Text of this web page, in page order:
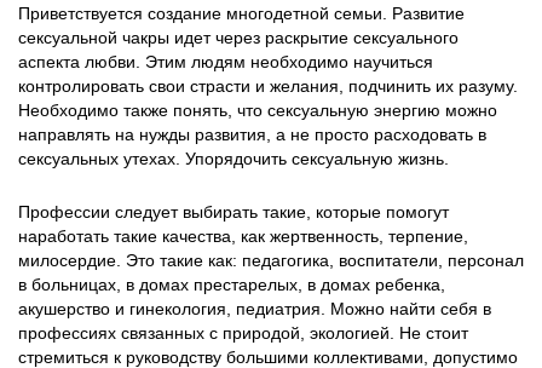
Приветствуется создание многодетной семьи. Развитие
сексуальной чакры идет через раскрытие сексуального
аспекта любви. Этим людям необходимо научиться
контролировать свои страсти и желания, подчинить их разуму.
Необходимо также понять, что сексуальную энергию можно
направлять на нужды развития, а не просто расходовать в
сексуальных утехах. Упорядочить сексуальную жизнь.
Профессии следует выбирать такие, которые помогут
наработать такие качества, как жертвенность, терпение,
милосердие. Это такие как: педагогика, воспитатели, персонал
в больницах, в домах престарелых, в домах ребенка,
акушерство и гинекология, педиатрия. Можно найти себя в
профессиях связанных с природой, экологией. Не стоит
стремиться к руководству большими коллективами, допустимо